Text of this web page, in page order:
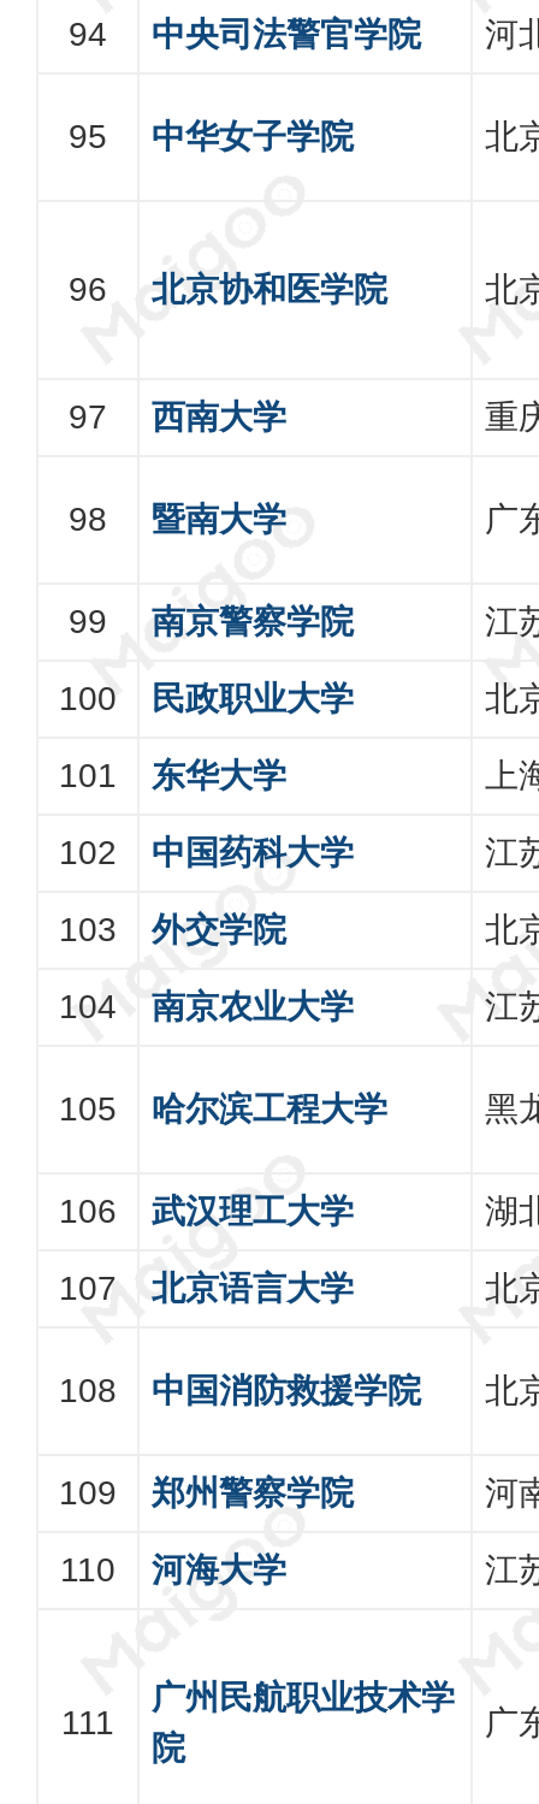
中央司法警官学院 河
中华女子学院 北
北京协和医学院 北
西南大学 重
暨南大学 广
南京警察学院 江
民政职业大学 北
东华大学 上
中国药科大学 江
外交学院 北
南京农业大学 江
哈尔滨工程大学 黑
武汉理工大学 湖
北京语言大学 北
中国消防救援学院 北
郑州警察学院 河
河海大学 江
广州民航职业技术学
院
广